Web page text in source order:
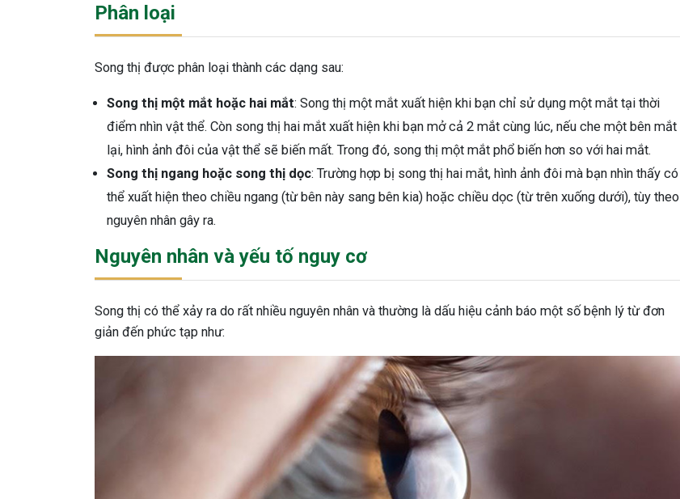
Phân loại
Song thị được phân loại thành các dạng sau:
Song thị một mắt hoặc hai mắt: Song thị một mắt xuất hiện khi bạn chỉ sử dụng một mắt tại thời
điểm nhìn vật thể. Còn song thị hai mắt xuất hiện khi bạn mở cả 2 mắt cùng lúc, nếu che một bên mắt
lại, hình ảnh đôi của vật thể sẽ biến mất. Trong đó, song thị một mắt phổ biến hơn so với hai mắt.
Song thị ngang hoặc song thị dọc: Trường hợp bị song thị hai mắt, hình ảnh đôi mà bạn nhìn thấy có
thể xuất hiện theo chiều ngang (từ bên này sang bên kia) hoặc chiều dọc (từ trên xuống dưới), tùy theo
nguyên nhân gây ra.
Nguyên nhân và yếu tố nguy cơ
Song thị có thể xảy ra do rất nhiều nguyên nhân và thường là dấu hiệu cảnh báo một số bệnh lý từ đơn
giản đến phức tạp như: